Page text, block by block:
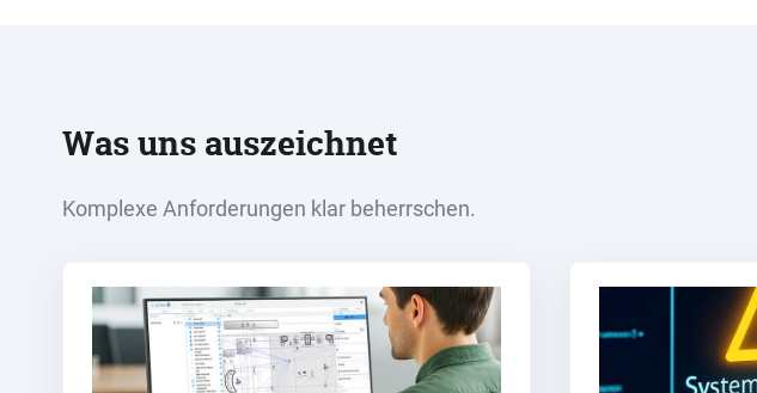
Was uns auszeichnet
Komplexe Anforderungen klar beherrschen.